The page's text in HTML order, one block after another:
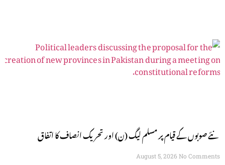
نئے صوبوں کے قیام پر مسلم لیگ (ن) اور تحریک انصاف کا اتفاق
August 5, 2026 No Comments